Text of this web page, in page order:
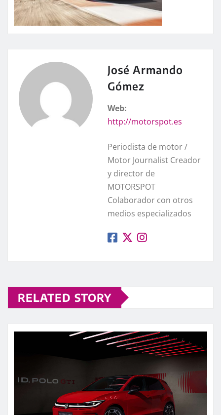
José Armando
Gómez
Web:
http://motorspot.es
Periodista de motor /
Motor Journalist Creador
y director de
MOTORSPOT
Colaborador con otros
medios especializados
RELATED STORY